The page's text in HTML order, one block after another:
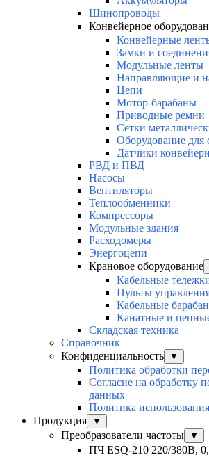
Шинопроводы
Конвейерное
Конвейерные
Замки и
Модульные ленты
Направляющие и
Цепи
Мотор-барабаны
Приводные ремни
Сетки
Оборудование для
Датчики
РВД и ПВД
Насосы
Вентиляторы
Теплообменники
Компрессоры
Модульные здания
Расходомеры
Энергоцепи
Крановое оборудование
Кабельные
Пульты
Кабельные
Канатные и
Складская техника
Справочник
Конфиденциальность
▼
Политика обработки
Согласие на обработку
данных
Политика
Продукция
▼
Преобразователи частоты ▼
ПЧ ESQ-210 220/380В,